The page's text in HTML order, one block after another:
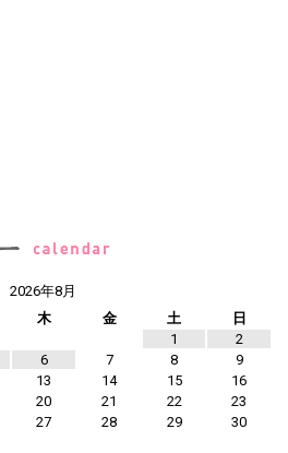
2026年8月
木 金 土
日
1
2
6 7 8
9
13 14 15
16
20 21 22
23
27 28 29
30